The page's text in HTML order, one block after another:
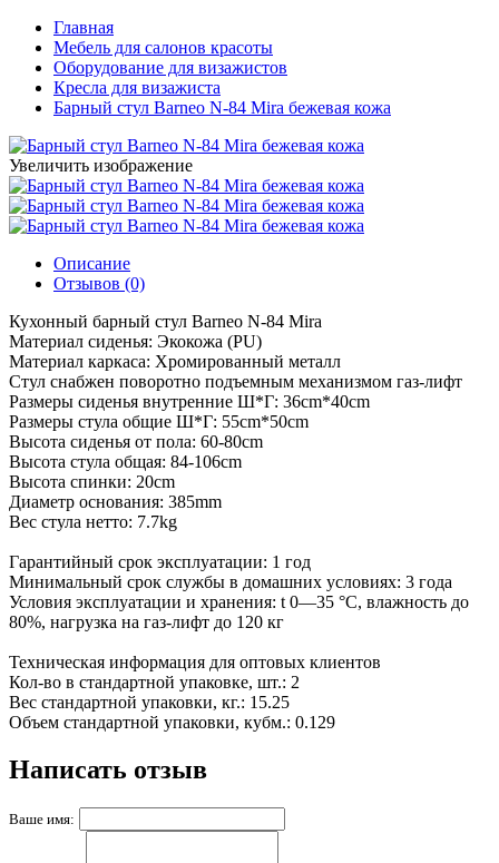
Главная
Мебель для салонов красоты
Оборудование для визажистов
Кресла для визажиста
Барный стул Barneo N-84 Mira бежевая кожа
Увеличить изображение
Описание
Отзывов (0)
Кухонный барный стул Barneo N-84 Mira
Материал сиденья: Экокожа (PU)
Материал каркаса: Хромированный металл
Стул снабжен поворотно подъемным механизмом газ-лифт
Размеры сиденья внутренние Ш*Г: 36cm*40cm
Размеры стула общие Ш*Г: 55cm*50cm
Высота сиденья от пола: 60-80cm
Высота стула общая: 84-106cm
Высота спинки: 20cm
Диаметр основания: 385mm
Вес стула нетто: 7.7kg
Гарантийный срок эксплуатации: 1 год
Минимальный срок службы в домашних условиях: 3 года
Условия эксплуатации и хранения: t 0—35 °С, влажность до
80%, нагрузка на газ-лифт до 120 кг
Техническая информация для оптовых клиентов
Кол-во в стандартной упаковке, шт.: 2
Вес стандартной упаковки, кг.: 15.25
Объем стандартной упаковки, кубм.: 0.129
Написать отзыв
Ваше имя: